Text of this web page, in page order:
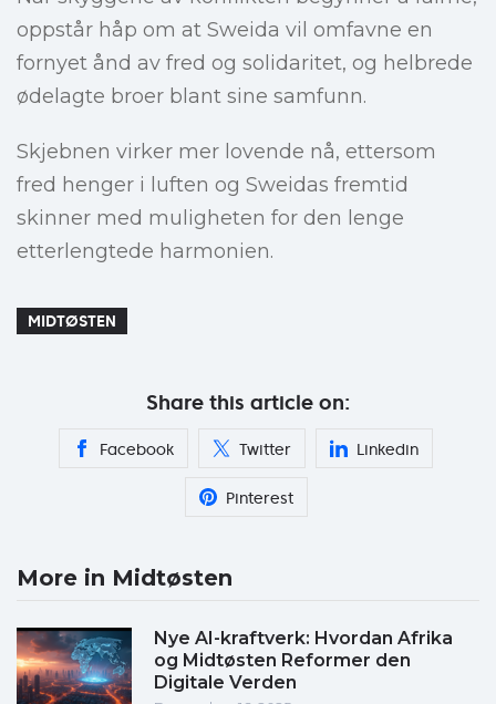
oppstår håp om at Sweida vil omfavne en
fornyet ånd av fred og solidaritet, og helbrede
ødelagte broer blant sine samfunn.
Skjebnen virker mer lovende nå, ettersom
fred henger i luften og Sweidas fremtid
skinner med muligheten for den lenge
etterlengtede harmonien.
MIDTØSTEN
Share this article on:
Facebook Twitter Linkedin
Pinterest
More in Midtøsten
Nye AI-kraftverk: Hvordan Afrika
og Midtøsten Reformer den
Digitale Verden